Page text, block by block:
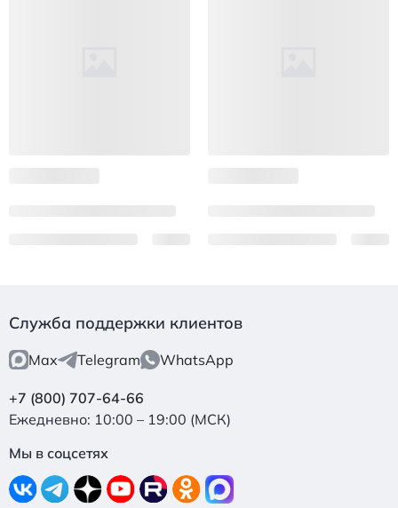
Служба поддержки клиентов
Max Telegram WhatsApp
+7 (800) 707-64-66
Ежедневно: 10:00 – 19:00 (МСК)
Мы в соцсетях